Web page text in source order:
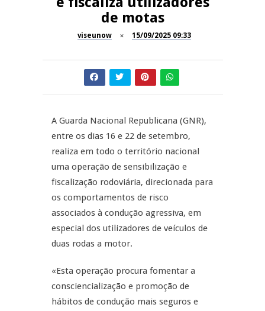
Dia do Foral em São João da
Pesqueira
Summer Fusion em
Sernancelhe
REPORTAGENS
Festas do Concelho de Penalva
MANGUALDE
11º Encontro Gastronómico
Amador de Abrunhosa-a-Velha
Now Opinião – Manuela
Antunes: Problemas nos
Exames Nacionais
de motas
viseunow 15/09/2025 09:33
A Guarda Nacional Republicana (GNR),
entre os dias 16 e 22 de setembro,
realiza em todo o território nacional
uma operação de sensibilização e
fiscalização rodoviária, direcionada para
os comportamentos de risco
associados à condução agressiva, em
especial dos utilizadores de veículos de
duas rodas a motor.
«Esta operação procura fomentar a
consciencialização e promoção de
hábitos de condução mais seguros e